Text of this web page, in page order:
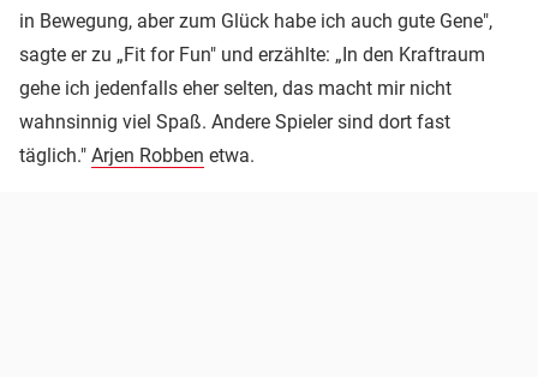
in Bewegung, aber zum Glück habe ich auch gute Gene",
sagte er zu „Fit for Fun" und erzählte: „In den Kraftraum
gehe ich jedenfalls eher selten, das macht mir nicht
wahnsinnig viel Spaß. Andere Spieler sind dort fast
täglich." Arjen Robben etwa.